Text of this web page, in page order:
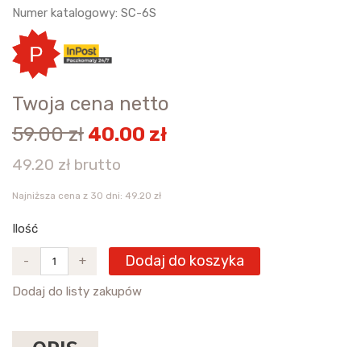
Numer katalogowy: SC-6S
Twoja cena netto
59.00 zł 40.00 zł
49.20 zł brutto
Najniższa cena z 30 dni: 49.20 zł
Ilość
- + Dodaj do koszyka
Dodaj do listy zakupów